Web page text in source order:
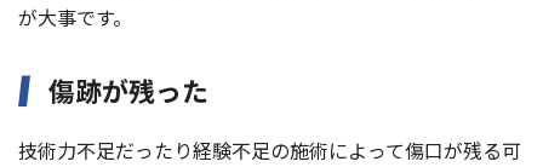
が大事です。
傷跡が残った
技術力不足だったり経験不足の施術によって傷口が残る可